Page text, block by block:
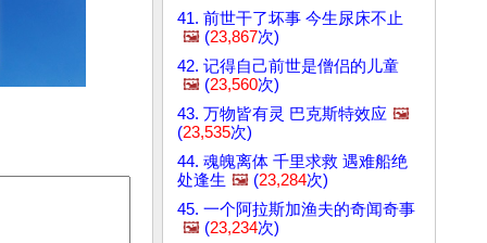
41. 前世干了坏事 今生尿床不止
🖼️ (23,867次)
42. 记得自己前世是僧侣的儿童
🖼️ (23,560次)
43. 万物皆有灵 巴克斯特效应 🖼️
(23,535次)
44. 魂魄离体 千里求救 遇难船绝
处逢生 🖼️ (23,284次)
45. 一个阿拉斯加渔夫的奇闻奇事
🖼️ (23,234次)